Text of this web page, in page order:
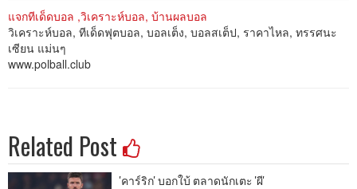
แจกทีเด็ดบอล ,วิเคราะห์บอล, บ้านผลบอล
วิเคราะห์บอล, ทีเด็ดฟุตบอล, บอลเต็ง, บอลสเต็ป, ราคาไหล, ทรรศนะ
เซียน แม่นๆ
www.polball.club
Related Post
'คาร์ริก' บอกใบ้ ตลาดนักเตะ 'ผี'